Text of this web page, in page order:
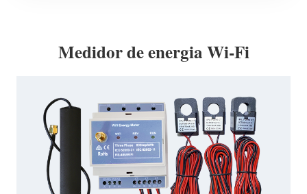
Medidor de energia Wi-Fi